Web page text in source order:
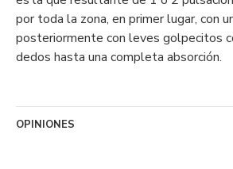
por toda la zona, en primer lugar, con
posteriormente con leves golpecitos
dedos hasta una completa absorción.
OPINIONES